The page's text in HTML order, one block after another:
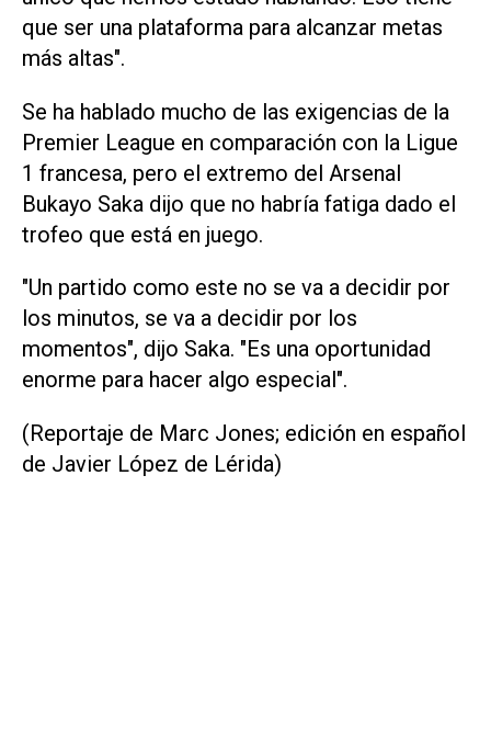
que ser una plataforma para alcanzar metas
más altas".
Se ha hablado mucho de las exigencias de la
Premier League en comparación con la Ligue
1 francesa, ‌pero el extremo del Arsenal
Bukayo Saka dijo que no habría fatiga dado el
trofeo que está en ‌juego.
"Un partido ⁠como este no se va a decidir por
los minutos, se va a ​decidir por los
momentos", dijo Saka. "Es una oportunidad
enorme para hacer algo especial".
(Reportaje de Marc Jones; edición en español
de Javier López de Lérida)